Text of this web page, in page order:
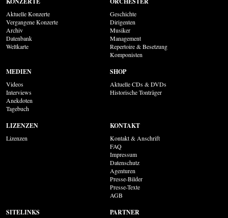
Aktuelle Konzerte
Vergangene Konzerte
Archiv
Datenbank
Weltkarte
Geschichte
Dirigenten
Musiker
Management
Repertoire & Besetzung
Komponisten
MEDIEN
Videos
Interviews
Anekdoten
Tagebuch
SHOP
Aktuelle CDs & DVDs
Historische Tonträger
LIZENZEN
Lizenzen
KONTAKT
Kontakt & Anschrift
FAQ
Impressum
Datenschutz
Agenturen
Presse-Bilder
Presse-Texte
AGB
SITELINKS PARTNER